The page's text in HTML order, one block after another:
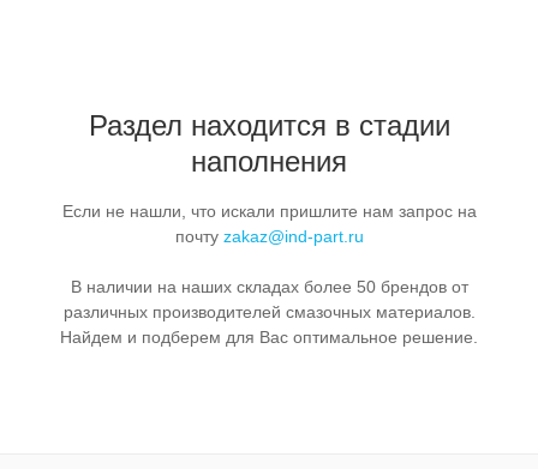
Раздел находится в стадии
наполнения
Если не нашли, что искали пришлите нам запрос на
почту zakaz@ind-part.ru
В наличии на наших складах более 50 брендов от
различных производителей смазочных материалов.
Найдем и подберем для Вас оптимальное решение.